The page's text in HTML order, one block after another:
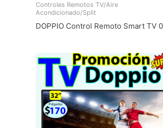
Controles Remotos TV/Aire
Acondicionado/Split
DOPPIO Control Remoto Smart TV